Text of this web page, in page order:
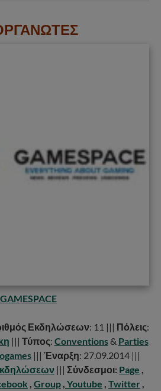
GAMESPACE
Εκδηλώσεων: 11 ||| Πόλεις:
||| Τύπος: Conventions& Parties
||| Έναρξη: 27.09.2014 |||
||| Σύνδεσμοι: Page
Group Youtube Twitter